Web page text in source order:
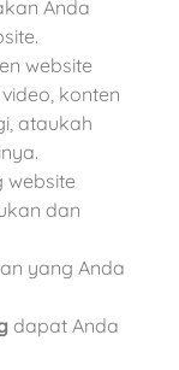
Anda
website
konten
ataukah
website
dan
yang Anda
dapat Anda